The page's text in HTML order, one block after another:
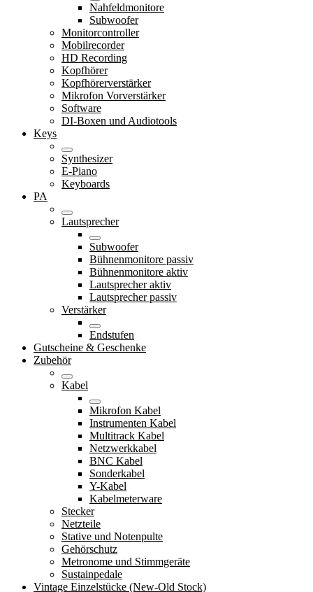
Nahfeldmonitore
Subwoofer
Monitorcontroller
Mobilrecorder
HD Recording
Kopfhörer
Kopfhörerverstärker
Mikrofon Vorverstärker
Software
DI-Boxen und Audiotools
Keys
Synthesizer
E-Piano
Keyboards
PA
Lautsprecher
Subwoofer
Bühnenmonitore passiv
Bühnenmonitore aktiv
Lautsprecher aktiv
Lautsprecher passiv
Verstärker
Endstufen
Gutscheine & Geschenke
Zubehör
Kabel
Mikrofon Kabel
Instrumenten Kabel
Multitrack Kabel
Netzwerkkabel
BNC Kabel
Sonderkabel
Y-Kabel
Kabelmeterware
Stecker
Netzteile
Stative und Notenpulte
Gehörschutz
Metronome und Stimmgeräte
Sustainpedale
Vintage Einzelstücke (New-Old Stock)